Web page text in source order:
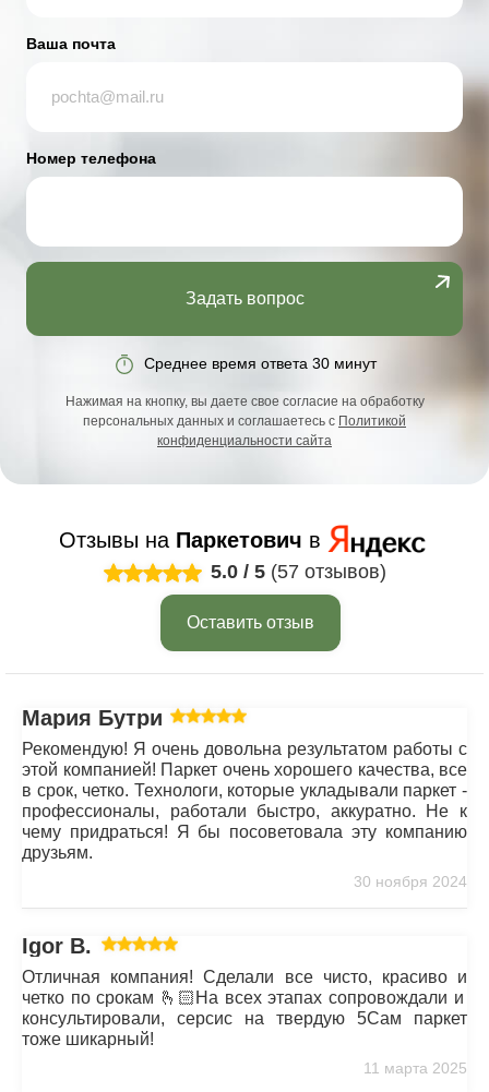
Ваша почта
Номер телефона
Задать вопрос
Среднее время ответа 30 минут
Нажимая на кнопку, вы даете свое согласие на обработку
персональных данных и соглашаетесь с Политикой
конфиденциальности сайта
Отзывы на Паркетович в
5.0 / 5 (57 отзывов)
Оставить отзыв
Мария Бутрим
Рекомендую! Я очень довольна результатом работы с
этой компанией! Паркет очень хорошего качества, все
в срок, четко. Технологи, которые укладывали паркет -
профессионалы, работали быстро, аккуратно. Не к
чему придраться! Я бы посоветовала эту компанию
друзьям.
30 ноября 2024
Igor B.
Отличная компания! Сделали все чисто, красиво и
четко по срокам 🫰🏻На всех этапах сопровождали и
консультировали, серсис на твердую 5Сам паркет
тоже шикарный!
11 марта 2025